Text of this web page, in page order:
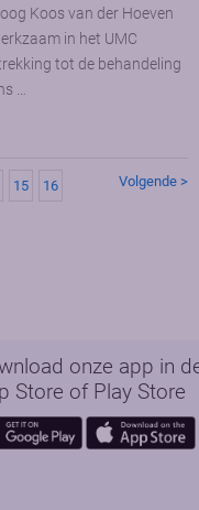
Koos van der Hoeven
in het UMC
tot de behandeling
…
15 16 Volgende >
onze app in
Store of Play Store